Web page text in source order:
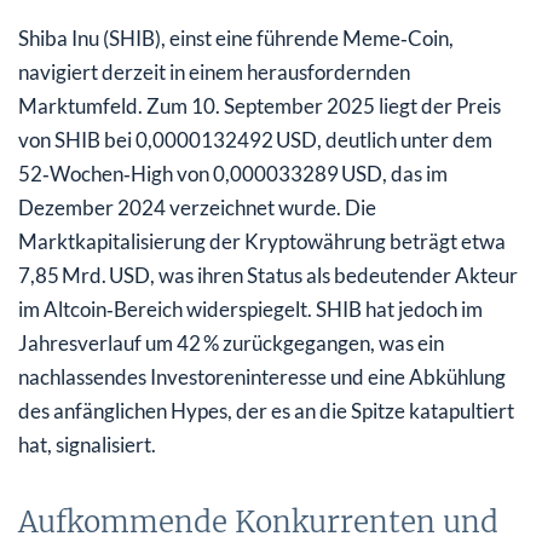
Shiba Inu (SHIB), einst eine führende Meme‑Coin,
navigiert derzeit in einem herausfordernden
Marktumfeld. Zum 10. September 2025 liegt der Preis
von SHIB bei 0,0000132492 USD, deutlich unter dem
52‑Wochen‑High von 0,000033289 USD, das im
Dezember 2024 verzeichnet wurde. Die
Marktkapitalisierung der Kryptowährung beträgt etwa
7,85 Mrd. USD, was ihren Status als bedeutender Akteur
im Altcoin‑Bereich widerspiegelt. SHIB hat jedoch im
Jahresverlauf um 42 % zurückgegangen, was ein
nachlassendes Investoreninteresse und eine Abkühlung
des anfänglichen Hypes, der es an die Spitze katapultiert
hat, signalisiert.
Aufkommende Konkurrenten und